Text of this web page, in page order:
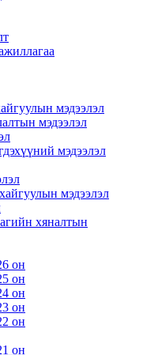
мэдээлэл
мэдээлэл
мэдээлэл
мэдээлэл
хяналтын
он
он
он
он
он
он